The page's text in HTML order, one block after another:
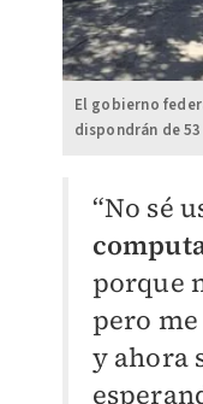
El gobierno
dispondrán de
“No sé
porque
pero
y ahora